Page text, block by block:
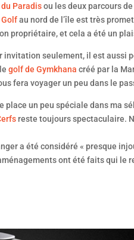
Paradisou les deux parcours
Golfau nord de l’île est très
propriétaire, et cela a été un
invitation seulement, il est aussi
legolf de Gymkhana créé par la
fera voyager un peu dans le
place un peu spéciale dans ma
reste toujours spectaculaire.
a été considéré « presque
ont été faits qui